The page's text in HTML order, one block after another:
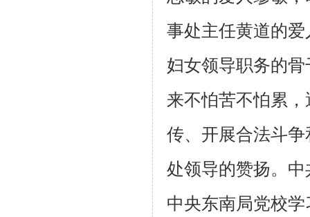
事处主任黄道的
妇女领导职务的
来不怕苦不怕累
传、开展合法斗
处领导的赞扬。
中央东南局党校